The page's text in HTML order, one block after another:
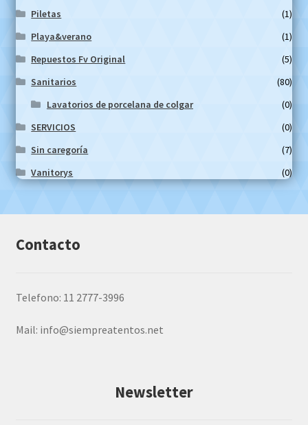
Piletas
(1)
Playa&verano
(1)
Repuestos Fv Original
(5)
Sanitarios
(80)
Lavatorios de porcelana de colgar
(0)
SERVICIOS
(0)
Sin caregoría
(7)
Vanitorys
(0)
Contacto
Telefono: 11 2777-3996
Mail: info@siempreatentos.net
Newsletter